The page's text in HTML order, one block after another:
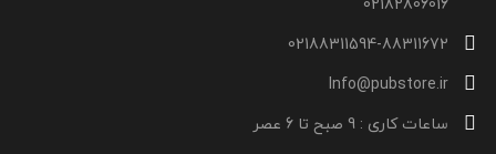
02188311594-88311672
Info@pubstore.ir
ساعات کاری : 9 صبح تا 6 عصر